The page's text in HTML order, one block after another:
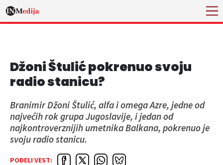
Džoni Štulić pokrenuo svoju
radio stanicu?
Branimir Džoni Štulić, alfa i omega Azre, jedne od
najvećih rok grupa Jugoslavije, i jedan od
najkontroverznijih umetnika Balkana, pokrenuo je
svoju radio stanicu.
PODELI VEST: